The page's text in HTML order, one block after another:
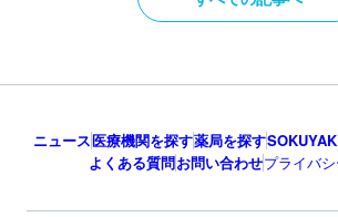
ニュース医療機関を探す薬局を探す
よくある質問お問い合わせプライバ